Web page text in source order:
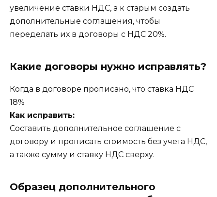
увеличение ставки НДС, а к старым создать
дополнительные соглашения, чтобы
переделать их в договоры с НДС 20%.
Какие договоры нужно исправлять?
Когда в договоре прописано, что ставка НДС
18%
Как исправить:
Составить дополнительное соглашение с
договору и прописать стоимость без учета НДС,
а также сумму и ставку НДС сверху.
Образец дополнительного